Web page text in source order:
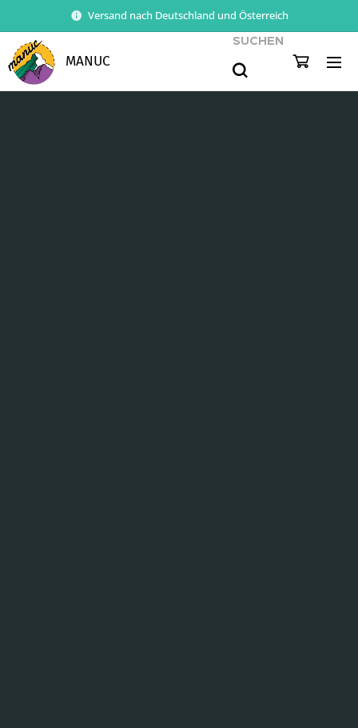
Versand nach Deutschland und Österreich
MANUC
SUCHEN